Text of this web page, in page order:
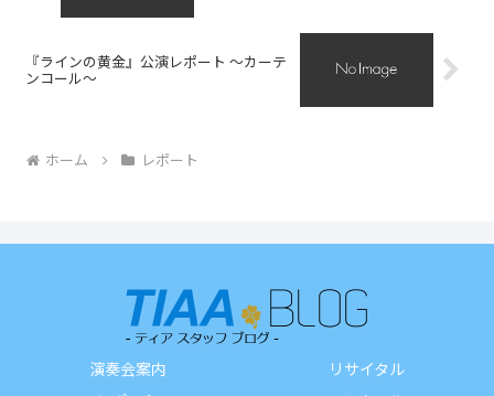
『ラインの黄金』公演レポート ～カーテ
ンコール～
ホーム レポート
演奏会案内
リサイタル